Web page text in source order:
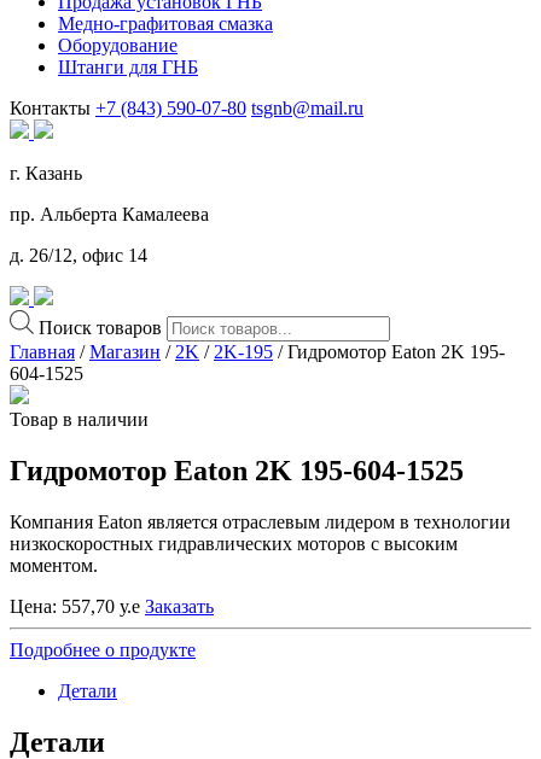
Медно-графитовая смазка
Оборудование
Штанги для ГНБ
Контакты +7 (843) 590-07-80 tsgnb@mail.ru
г. Казань
пр. Альберта Камалеева
д. 26/12, офис 14
Поиск товаров
Главная /Магазин / 2K / 2K-195 / Гидромотор Eaton 2K 195-
604-1525
Товар в наличии
Гидромотор Eaton 2K 195-604-1525
Компания Eaton является отраслевым лидером в технологии
низкоскоростных гидравлических моторов с высоким
моментом.
Цена: 557,70 у.е Заказать
Подробнее о продукте
Детали
Детали